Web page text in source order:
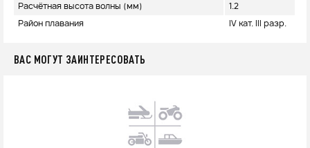
Расчётная высота волны (мм) 1.2
Район плавания IV кат. III разр.
ВАС МОГУТ ЗАИНТЕРЕСОВАТЬ